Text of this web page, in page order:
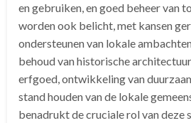
en gebruiken, en goed beheer van
worden ook belicht, met kansen
ondersteunen van lokale
behoud van historische
erfgoed, ontwikkeling van
stand houden van de lokale
benadrukt de cruciale rol van deze